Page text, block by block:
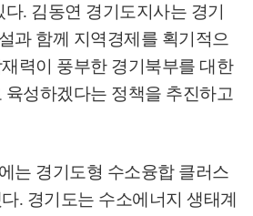
다. 김동연 경기도지사는 경기
과 함께 지역경제를 획기적으
력이 풍부한 경기북부를 대한
육성하겠다는 정책을 추진하고
는 경기도형 수소융합 클러스
. 경기도는 수소에너지 생태계